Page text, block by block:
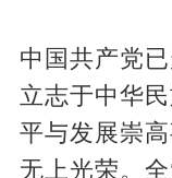
中国共产党
立志于中华
平与发展崇
无上光荣。